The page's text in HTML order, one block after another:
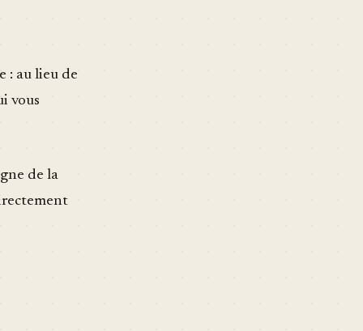
: au lieu de
vous
de la